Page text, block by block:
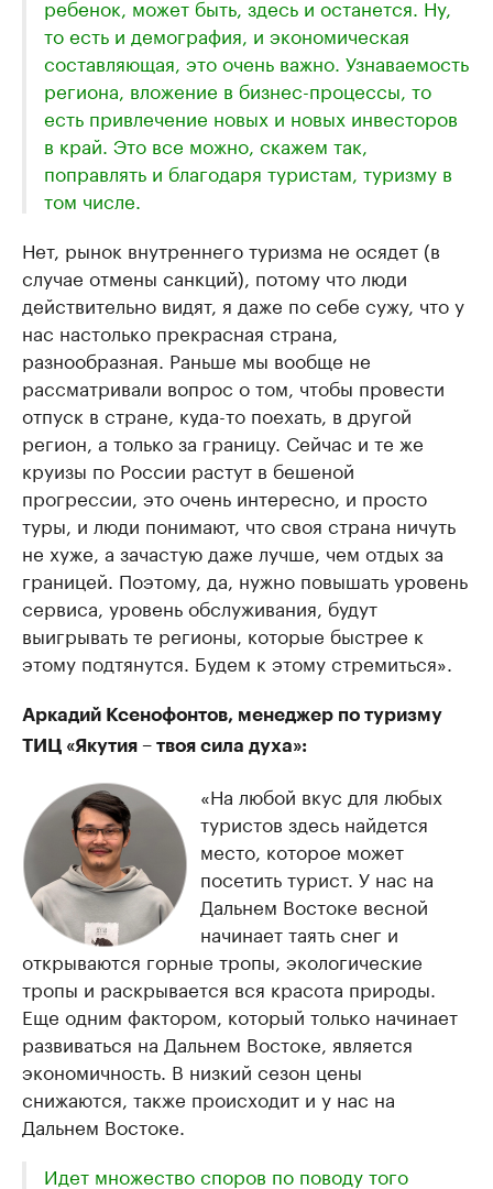
ребенок, может быть, здесь и останется. Ну,
то есть и демография, и экономическая
составляющая, это очень важно. Узнаваемость
региона, вложение в бизнес-процессы, то
есть привлечение новых и новых инвесторов
в край. Это все можно, скажем так,
поправлять и благодаря туристам, туризму в
том числе.
Нет, рынок внутреннего туризма не осядет (в
случае отмены санкций), потому что люди
действительно видят, я даже по себе сужу, что у
нас настолько прекрасная страна,
разнообразная. Раньше мы вообще не
рассматривали вопрос о том, чтобы провести
отпуск в стране, куда-то поехать, в другой
регион, а только за границу. Сейчас и те же
круизы по России растут в бешеной
прогрессии, это очень интересно, и просто
туры, и люди понимают, что своя страна ничуть
не хуже, а зачастую даже лучше, чем отдых за
границей. Поэтому, да, нужно повышать уровень
сервиса, уровень обслуживания, будут
выигрывать те регионы, которые быстрее к
этому подтянутся. Будем к этому стремиться».
Аркадий Ксенофонтов, менеджер по туризму
ТИЦ «Якутия – твоя сила духа»:
«На любой вкус для любых
туристов здесь найдется
место, которое может
посетить турист. У нас на
Дальнем Востоке весной
начинает таять снег и
открываются горные тропы, экологические
тропы и раскрывается вся красота природы.
Еще одним фактором, который только начинает
развиваться на Дальнем Востоке, является
экономичность. В низкий сезон цены
снижаются, также происходит и у нас на
Дальнем Востоке.
Идет множество споров по поводу того